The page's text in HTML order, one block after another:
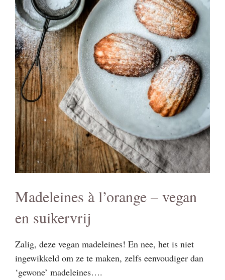
Madeleines à l’orange – vegan
en suikervrij
Zalig, deze vegan madeleines! En nee, het is niet
ingewikkeld om ze te maken, zelfs eenvoudiger dan
‘gewone’ madeleines….